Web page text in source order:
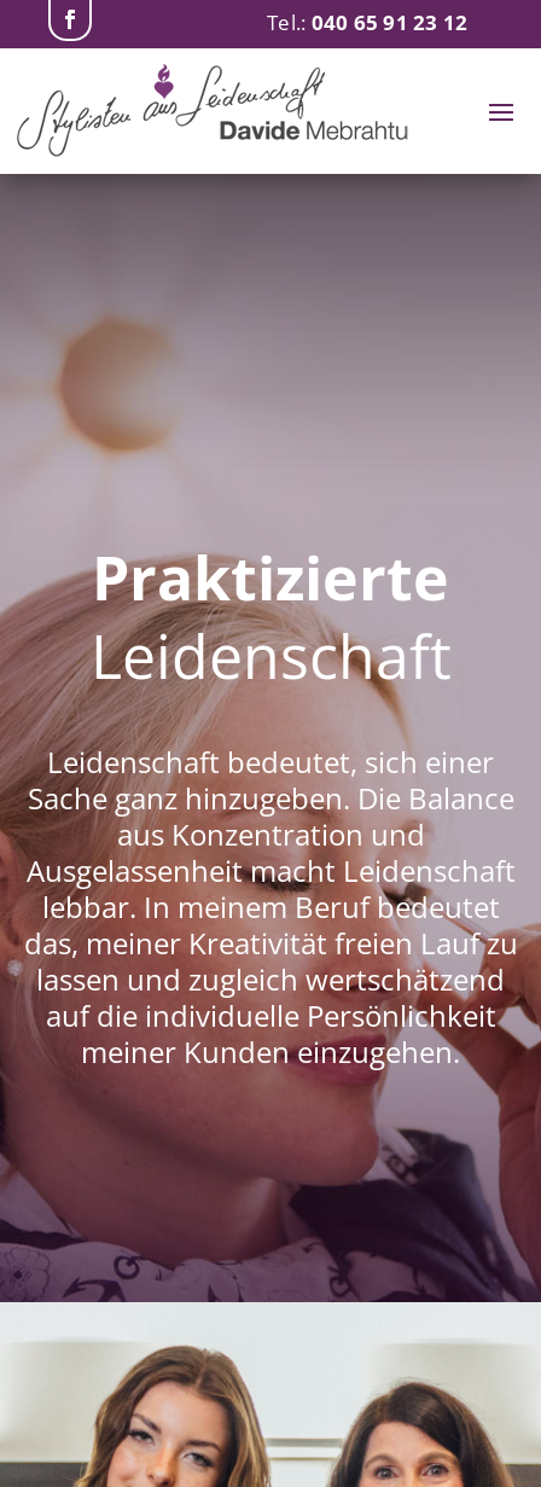
Tel.: 040 65 91 23 12
Praktizierte
Leidenschaft
Leidenschaft bedeutet, sich einer
Sache ganz hinzugeben. Die Balance
aus Konzentration und
Ausgelassenheit macht Leidenschaft
lebbar. In meinem Beruf bedeutet
das, meiner Kreativität freien Lauf zu
lassen und zugleich wertschätzend
auf die individuelle Persönlichkeit
meiner Kunden einzugehen.